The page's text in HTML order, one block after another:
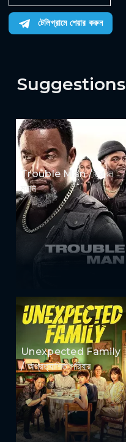
টেলিগ্রামে শেয়ার করুন
Suggestions
Trouble Man / ট্রাবল
ম্যান
Unexpected Family
/ অপ্রত্যাশিত পরিবার